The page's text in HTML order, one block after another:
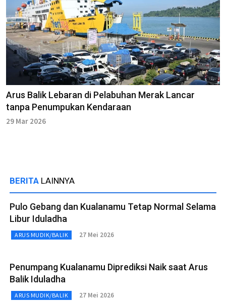
Arus Balik Lebaran di Pelabuhan Merak Lancar
tanpa Penumpukan Kendaraan
29 Mar 2026
BERITA LAINNYA
Pulo Gebang dan Kualanamu Tetap Normal Selama
Libur Iduladha
ARUS MUDIK/BALIK 27 Mei 2026
Penumpang Kualanamu Diprediksi Naik saat Arus
Balik Iduladha
ARUS MUDIK/BALIK 27 Mei 2026